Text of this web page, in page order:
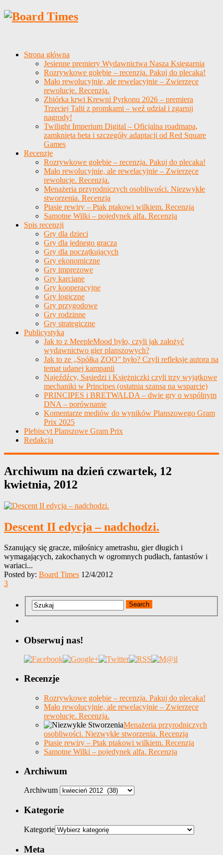
Strona główna
Jesienne premiery Wydawnictwa Nasza Księgarnia
Rozrywkowe gołębie – recenzja. Pakuj do plecaka!
Mało rewolucyjnie, ale rewelacyjnie – Zwierzęce
rewolucje. Recenzja.
Zbiórka krwi Krewni Pyrkonu 2026 – premiera
Trzeciej Talii z promkami – weź udział i zgarnij
nagrody!
Twilight Imperium Digital – Oficjalna roadmapa,
zamknięta beta i szczegóły adaptacji od Red Square
Games
Recenzje
Rozrywkowe gołębie – recenzja. Pakuj do plecaka!
Mało rewolucyjnie, ale rewelacyjnie – Zwierzęce
rewolucje. Recenzja.
Menażeria przyrodniczych osobliwości. Niezwykłe
stworzenia. Recenzja
Ptasie rewiry – Ptak ptakowi wilkiem. Recenzja
Samotne Wilki – pojedynek alfa. Recenzja
Spis recenzji
Gry dla dzieci
Gry dla jednego gracza
Gry dla początkujących
Gry ekonomiczne
Gry imprezowe
Gry karciane
Gry kooperacyjne
Gry logiczne
Gry przygodowe
Gry rodzinne
Gry strategiczne
Publicystyka
Jak to z MeepleMood było, czyli jak założyć
wydawnictwo gier planszowych?
Jak to ze „Spółką ZOO” było? Czyli refleksje autora na
temat udanej kampanii
Najeźdźcy, Sąsiedzi i Księżniczki czyli trzy wyjątkowe
mechaniki w Principes (ostatnia szansa na wsparcie)
PRINCIPES i BRETWALDA – dwie gry o wspólnym
DNA – porównanie
Komentarze mediów do wyników Planszowego Gram
Prix 2025
Plebiscyt Planszowe Gram Prix
Redakcja
Archiwum na dzień czwartek, 12
kwietnia, 2012
Descent II edycja – nadchodzi.
Szanujący się gracze, miłośnicy ametrashu, gier długich i
wymagających, zakochanych w ogromnych pudłach, fantastów i
wariaci...
Posted by: Board Times 12/4/2012
3
Obserwuj nas!
Recenzje
Rozrywkowe gołębie – recenzja. Pakuj do plecaka!
Mało rewolucyjnie, ale rewelacyjnie – Zwierzęce
rewolucje. Recenzja.
Menażeria przyrodniczych
osobliwości. Niezwykłe stworzenia. Recenzja
Ptasie rewiry – Ptak ptakowi wilkiem. Recenzja
Samotne Wilki – pojedynek alfa. Recenzja
Archiwum
Archiwum
Kategorie
Kategorie
Meta